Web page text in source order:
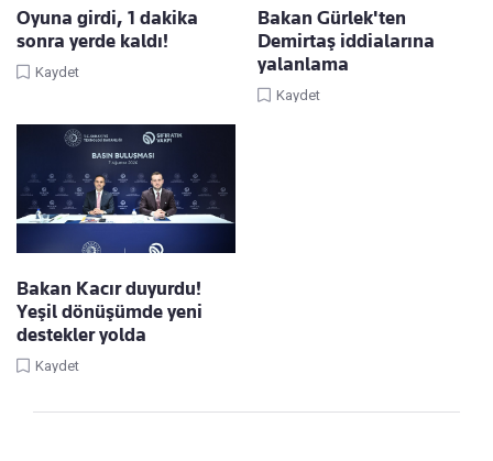
Oyuna girdi, 1 dakika
sonra yerde kaldı!
Kaydet
Bakan Gürlek'ten
Demirtaş iddialarına
yalanlama
Kaydet
Bakan Kacır duyurdu!
Yeşil dönüşümde yeni
destekler yolda
Kaydet